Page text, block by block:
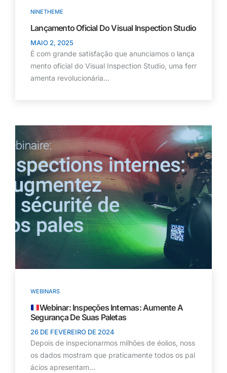
NINETHEME
Lançamento Oficial Do Visual Inspection Studio
MAIO 2, 2025
É com grande satisfação que anunciamos o lança
mento oficial do Visual Inspection Studio, uma ferr
amenta revolucionária...
WEBINARS
Webinar: Inspeções Internas: Aumente A
Segurança De Suas Paletas
26 DE FEVEREIRO DE 2024
Depois de inspecionarmos milhões de éolios, noss
os dados mostram que praticamente todos os pal
ácios apresentam...